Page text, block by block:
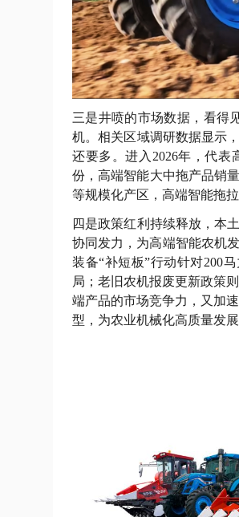
三是井喷的市场数据，看得
机。相关区域调研数据显示
还要多。进入2026年，代表
份，高端智能大中拖产品销
等规模化产区，高端智能拖
四是政策红利持续释放，本
协同发力，为高端智能农机
装备“补短板”行动针对200
局；老旧农机报废更新政策
端产品的市场竞争力，又加
型，为农业机械化高质量发